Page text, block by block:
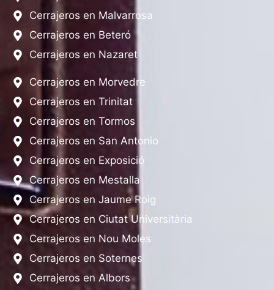
Cerrajeros en Malvarrosa
Cerrajeros en Beteró
Cerrajeros en Nazaret
Cerrajeros en Morvedre
Cerrajeros en Trinitat
Cerrajeros en Tormos
Cerrajeros en San Antonio
Cerrajeros en Exposició
Cerrajeros en Mestalla
Cerrajeros en Jaume Roig
Cerrajeros en Ciutat Universitària
Cerrajeros en Nou Moles
Cerrajeros en Soternes
Cerrajeros en Albors